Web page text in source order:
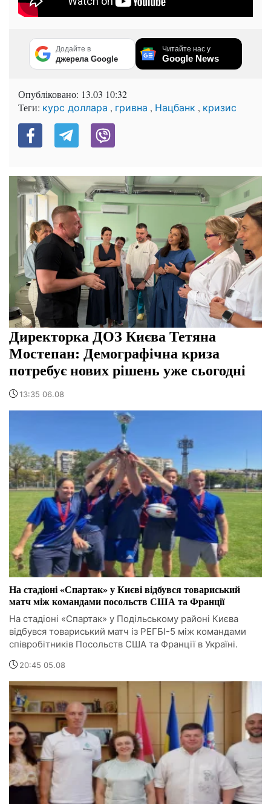
Додайте в
джерела Google
Читайте нас у
Google News
Опубліковано: 13.03 10:32
Теги: курс доллара , гривна , Нацбанк , кризис
Директорка ДОЗ Києва Тетяна
Мостепан: Демографічна криза
потребує нових рішень уже сьогодні
13:35 06.08
На стадіоні «Спартак» у Києві відбувся товариський
матч між командами посольств США та Франції
На стадіоні «Спартак» у Подільському районі Києва
відбувся товариський матч із РЕГБІ-5 між командами
співробітників Посольств США та Франції в Україні.
20:45 05.08